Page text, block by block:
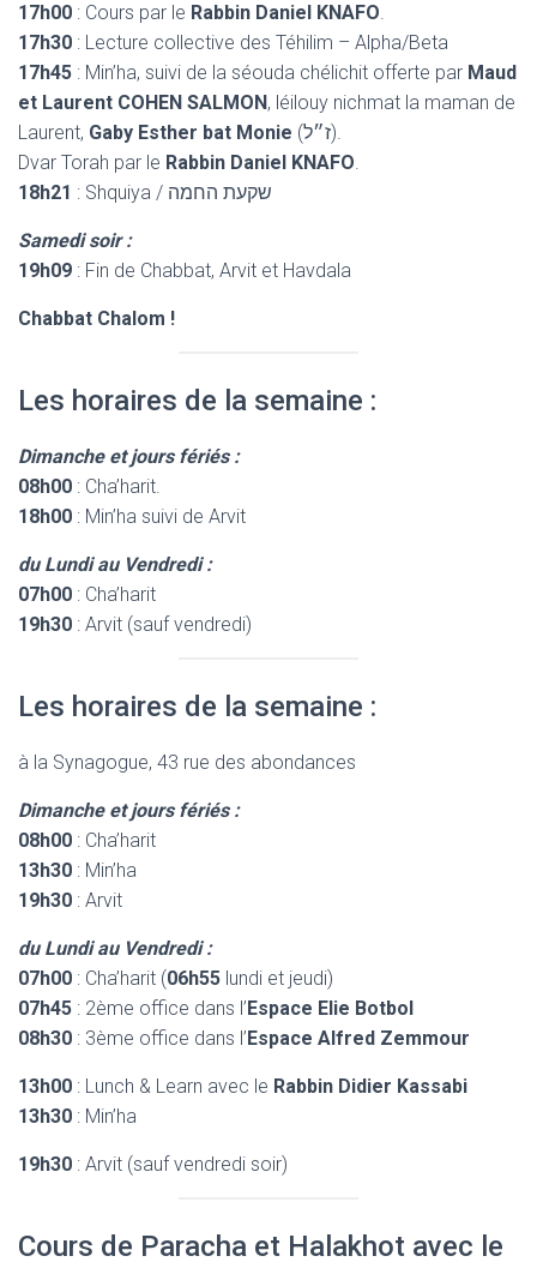
17h00 : Cours par le Rabbin Daniel KNAFO.
17h30 : Lecture collective des Téhilim – Alpha/Beta
17h45 : Min’ha, suivi de la séouda chélichit offerte par Maud
et Laurent COHEN SALMON, léilouy nichmat la maman de
Laurent, Gaby Esther bat Monie
(ז״ל).
Dvar Torah par le Rabbin Daniel KNAFO.
18h21
: Shquiya / שקעת החמה
Samedi soir :
19h09 : Fin de Chabbat, Arvit et Havdala
Chabbat Chalom !
Les horaires de la semaine :
Dimanche et jours fériés :
08h00 : Cha’harit.
18h00 : Min’ha suivi de Arvit
du Lundi au Vendredi :
07h00 : Cha’harit
19h30 : Arvit (sauf vendredi)
Les horaires de la semaine :
à la Synagogue, 43 rue des abondances
Dimanche et jours fériés :
08h00 : Cha’harit
13h30 : Min’ha
19h30 : Arvit
du Lundi au Vendredi :
07h00 : Cha’harit (06h55 lundi et jeudi)
07h45 : 2ème office dans l’Espace Elie Botbol
08h30 : 3ème office dans l’Espace Alfred Zemmour
13h00 : Lunch & Learn avec le Rabbin Didier Kassabi
13h30 : Min’ha
19h30 : Arvit (sauf vendredi soir)
Cours de Paracha et Halakhot avec le